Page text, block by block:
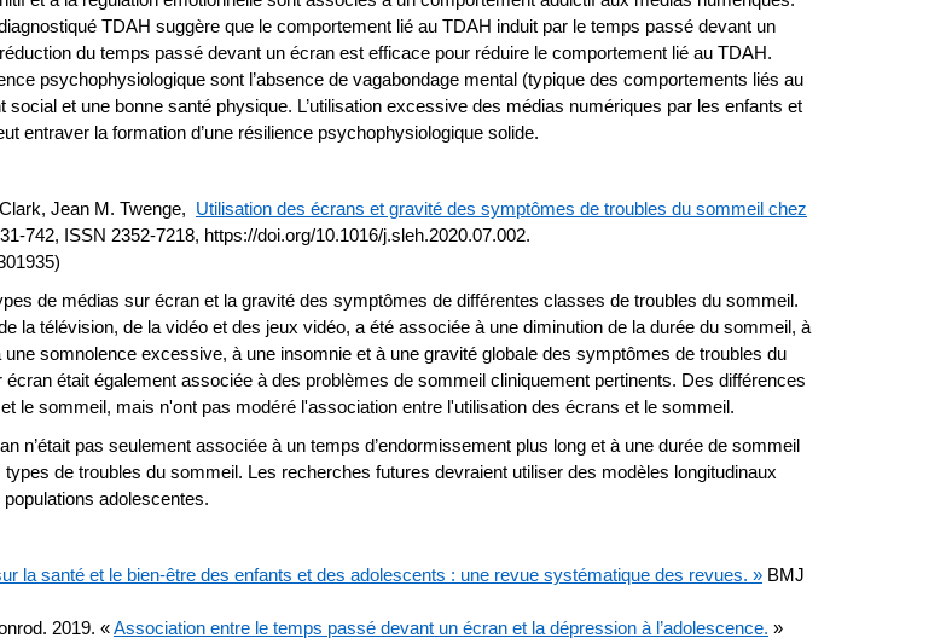
TDAH suggère que le comportement lié au TDAH induit par le temps passé devant un
du temps passé devant un écran est efficace pour réduire le comportement lié au TDAH.
psychophysiologique sont l’absence de vagabondage mental (typique des comportements liés au
social et une bonne santé physique. L’utilisation excessive des médias numériques par les enfants et
entraver la formation d’une résilience psychophysiologique solide.
Jean M. Twenge, Utilisation des écrans et gravité des symptômes de troubles du sommeil chez
742, ISSN 2352-7218, https://doi.org/10.1016/j.sleh.2020.07.002.
de médias sur écran et la gravité des symptômes de différentes classes de troubles du sommeil.
la télévision, de la vidéo et des jeux vidéo, a été associée à une diminution de la durée du sommeil, à
somnolence excessive, à une insomnie et à une gravité globale des symptômes de troubles du
était également associée à des problèmes de sommeil cliniquement pertinents. Des différences
le sommeil, mais n'ont pas modéré l'association entre l'utilisation des écrans et le sommeil.
n’était pas seulement associée à un temps d’endormissement plus long et à une durée de sommeil
de troubles du sommeil. Les recherches futures devraient utiliser des modèles longitudinaux
adolescentes.
la santé et le bien-être des enfants et des adolescents : une revue systématique des revues. » BMJ
2019. «Association entre le temps passé devant un écran et la dépression à l’adolescence. »